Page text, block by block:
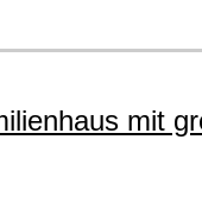
mit